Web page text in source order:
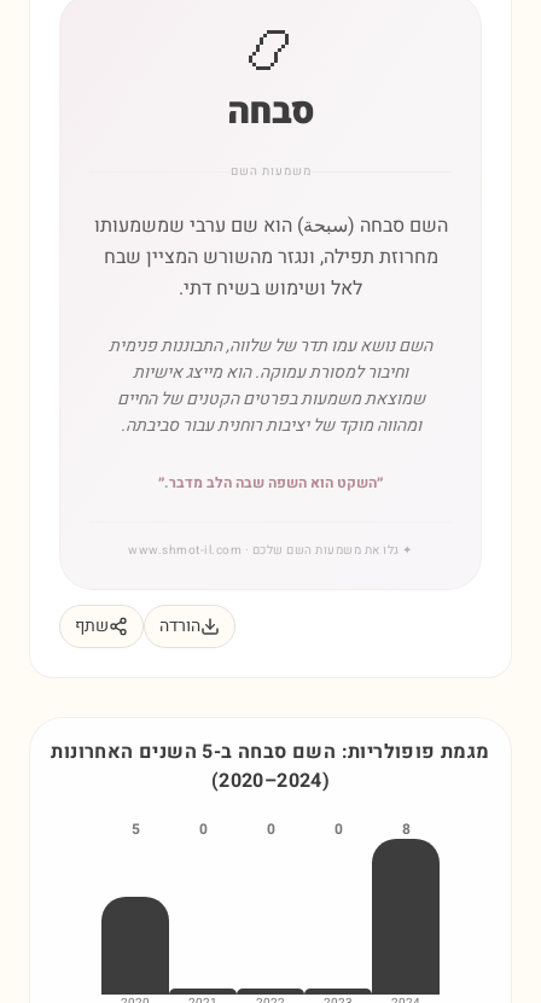
📿
סבחה
משמעות השם
השם סבחה (سبحة) הוא שם ערבי שמשמעותו
מחרוזת תפילה, ונגזר מהשורש המציין שבח
לאל ושימוש בשיח דתי.
השם נושא עמו תדר של שלווה, התבוננות פנימית
וחיבור למסורת עמוקה. הוא מייצג אישיות
שמוצאת משמעות בפרטים הקטנים של החיים
ומהווה מוקד של יציבות רוחנית עבור סביבתה.
״השקט הוא השפה שבה הלב מדבר.״
✦ גלו את משמעות השם שלכם · www.shmot-il.com
הורדה שתף
מגמת פופולריות: השם סבחה ב-5 השנים האחרונות
(2020–2024)
8
0
0
0
5